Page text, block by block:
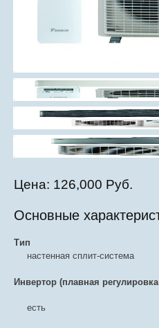
Цена: 126,000 Руб.
Основные
Тип
настенная сплит-система
Инвертор (плавная
есть